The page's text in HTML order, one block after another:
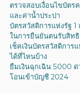
ตรวจสอบเงื่อนไขบัตร
และค่าน้ำประปา
บัตรสวัสดิการแห่งรัฐ 1
ในการยืนยันตนรับสิทธิ
เช็คเงินบัตรสวัสดิการ
ได้ที่ไหนบ้าง
ยืมเงินฉุกเฉิน 5000
โอนเข้าบัญชี 2024